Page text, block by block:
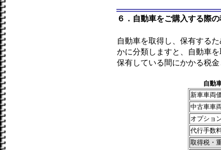
６．自動車をご購入する際
自動車を取得し、保有する
かに分類しますと、自動車
保有している間にかかる税
自動
新車車両
中古車車
オプショ
代行手数
取得税・